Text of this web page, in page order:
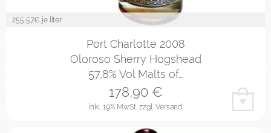
255,57€ je liter
Port Charlotte 2008
Oloroso Sherry Hogshead
57,8% Vol Malts of…
inkl. 19% MwSt. zzgl. Versand
178,90€